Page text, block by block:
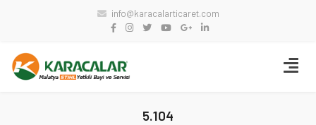
info@karacalarticaret.com
5.104